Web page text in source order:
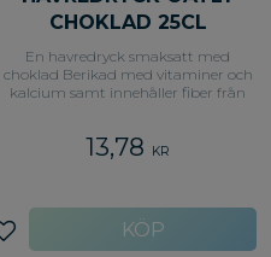
CHOKLAD 25CL
En havredryck smaksatt med
choklad Berikad med vitaminer och
kalcium samt innehåller fiber från
perfekt till mellanmålet och
utflykten!
13,78 KR
Lägg till i favoriter